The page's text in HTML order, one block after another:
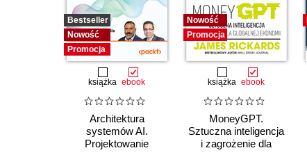
Bestseller
Nowość
Promocja
książka ebook
Architektura
systemów AI.
Projektowanie
Nowość
Promocja
książka ebook
MoneyGPT.
Sztuczna inteligencja
i zagrożenie dla